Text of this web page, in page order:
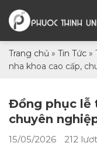
đến
dungTrang chủ » Tin Tức »
nha khoa cao cấp,
Đồng phục lễ
chuyên
15/05/2026 212